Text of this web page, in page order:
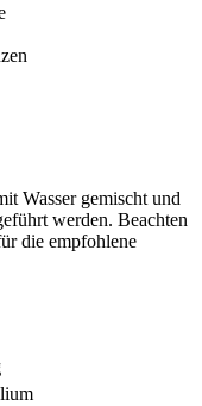
Wasser gemischt und
werden. Beachten
die empfohlene